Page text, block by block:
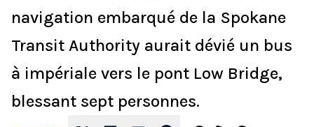
navigation embarqué de la Spokane
Transit Authority aurait dévié un bus
à impériale vers le pont Low Bridge,
blessant sept personnes.